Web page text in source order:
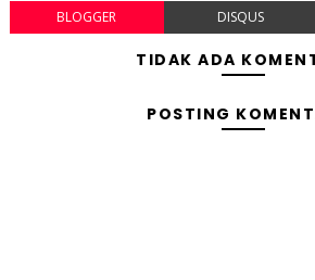
BLOGGER DISQUS
TIDAK ADA
POSTING